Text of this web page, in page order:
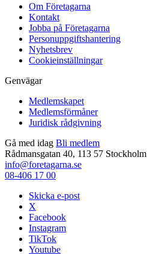
Om Företagarna
Kontakt
Jobba på Företagarna
Personuppgiftshantering
Nyhetsbrev
Cookieinställningar
Genvägar
Medlemskapet
Medlemsförmåner
Juridisk rådgivning
Gå med idag Bli medlem
Rådmansgatan 40, 113 57 Stockholm
info@foretagarna.se
08-406 17 00
Skicka e-post
X
Facebook
Instagram
TikTok
Youtube